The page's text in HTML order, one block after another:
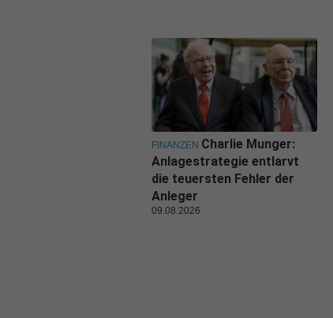
FINANZEN Charlie Munger:
Anlagestrategie entlarvt
die teuersten Fehler der
Anleger
09.08.2026